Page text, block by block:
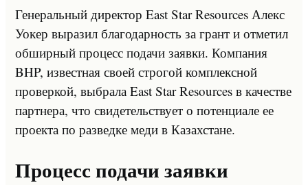
Генеральный директор East Star Resources Алекс
Уокер выразил благодарность за грант и отметил
обширный процесс подачи заявки. Компания
BHP, известная своей строгой комплексной
проверкой, выбрала East Star Resources в качестве
партнера, что свидетельствует о потенциале ее
проекта по разведке меди в Казахстане.
Процесс подачи заявки